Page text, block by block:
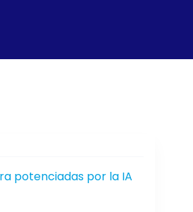
potenciadas por la IA